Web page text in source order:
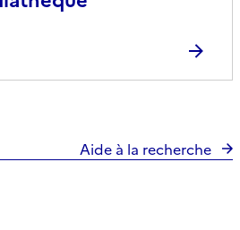
Aide à la recherche